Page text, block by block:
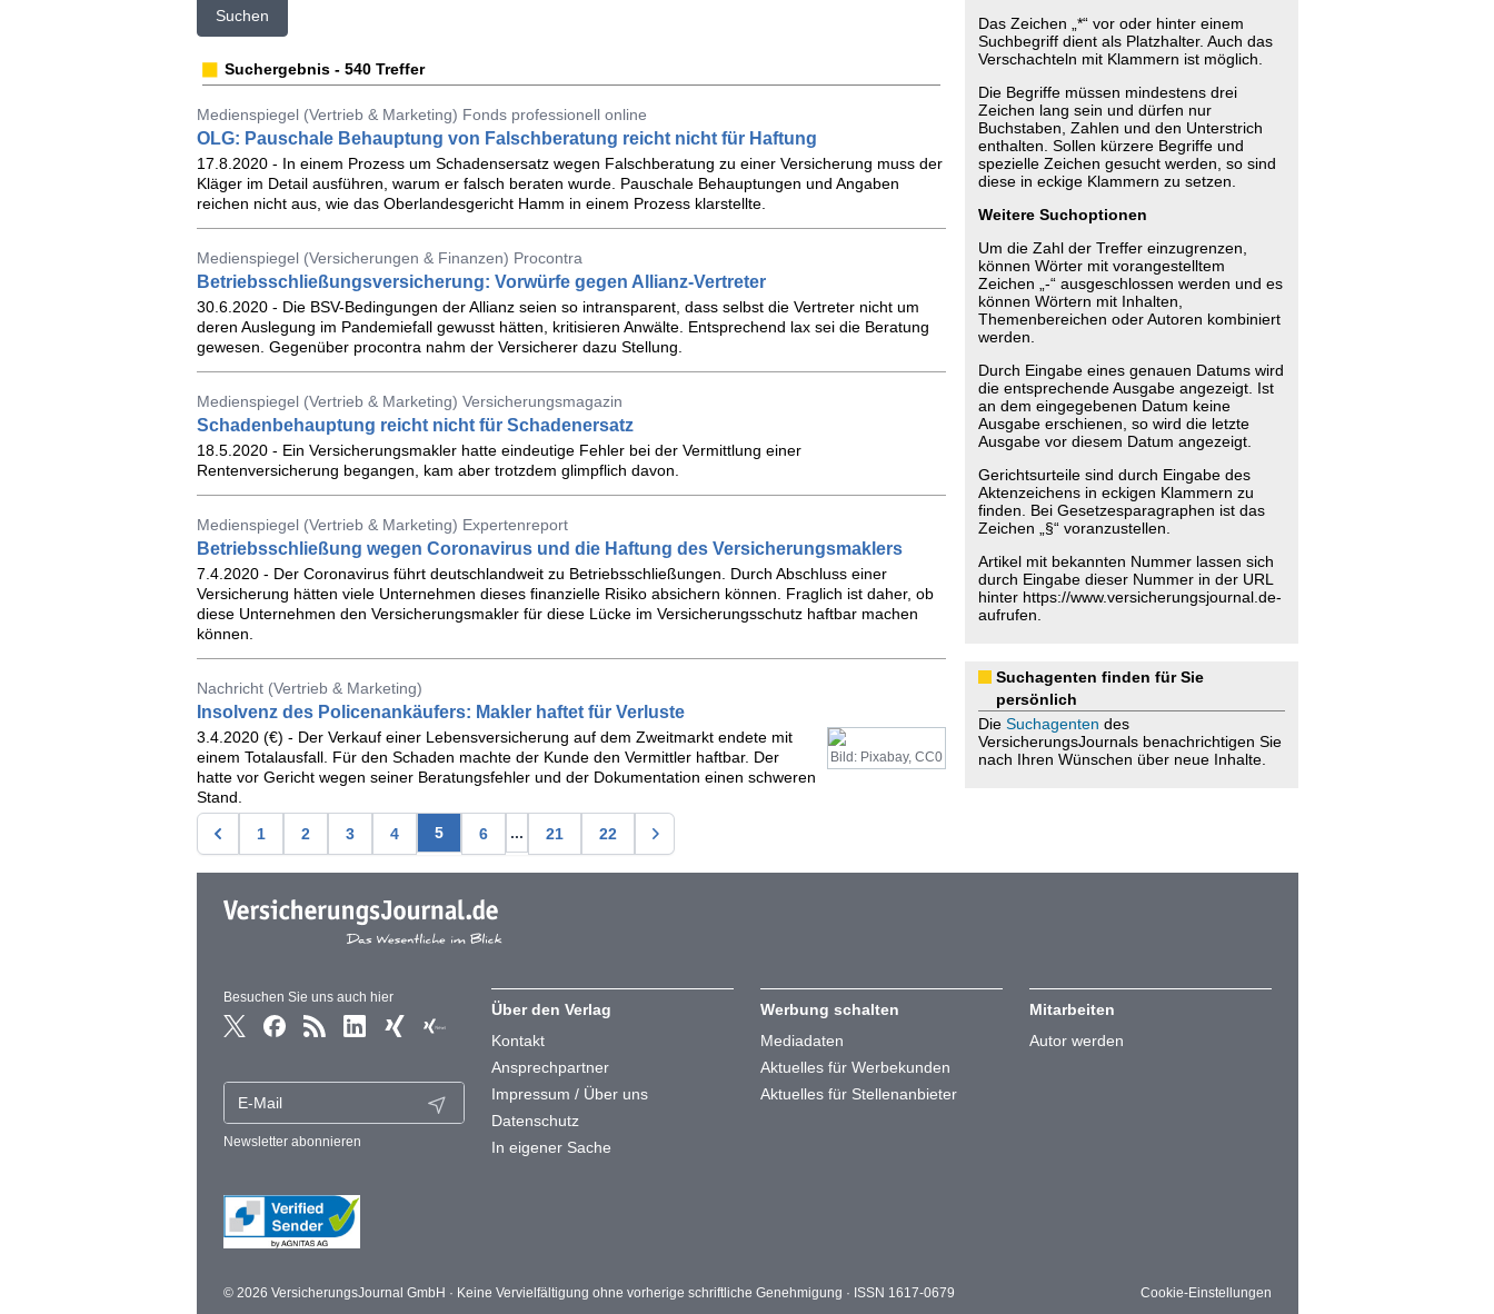
Suchen
Suchergebnis - 540 Treffer
Medienspiegel (Vertrieb & Marketing) Fonds professionell online
OLG: Pauschale Behauptung von Falschberatung reicht nicht für Haftung
17.8.2020 - In einem Prozess um Schadensersatz wegen Falschberatung zu einer Versicherung muss der
Kläger im Detail ausführen, warum er falsch beraten wurde. Pauschale Behauptungen und Angaben
reichen nicht aus, wie das Oberlandesgericht Hamm in einem Prozess klarstellte.
Medienspiegel (Versicherungen & Finanzen) Procontra
Betriebsschließungsversicherung: Vorwürfe gegen Allianz-Vertreter
30.6.2020 - Die BSV-Bedingungen der Allianz seien so intransparent, dass selbst die Vertreter nicht um
deren Auslegung im Pandemiefall gewusst hätten, kritisieren Anwälte. Entsprechend lax sei die Beratung
gewesen. Gegenüber procontra nahm der Versicherer dazu Stellung.
Medienspiegel (Vertrieb & Marketing) Versicherungsmagazin
Schadenbehauptung reicht nicht für Schadenersatz
18.5.2020 - Ein Versicherungsmakler hatte eindeutige Fehler bei der Vermittlung einer
Rentenversicherung begangen, kam aber trotzdem glimpflich davon.
Medienspiegel (Vertrieb & Marketing) Expertenreport
Betriebsschließung wegen Coronavirus und die Haftung des Versicherungsmaklers
7.4.2020 - Der Coronavirus führt deutschlandweit zu Betriebsschließungen. Durch Abschluss einer
Versicherung hätten viele Unternehmen dieses finanzielle Risiko absichern können. Fraglich ist daher, ob
diese Unternehmen den Versicherungsmakler für diese Lücke im Versicherungsschutz haftbar machen
können.
Nachricht (Vertrieb & Marketing)
Insolvenz des Policenankäufers: Makler haftet für Verluste
Bild: Pixabay, CC0
3.4.2020 (€) - Der Verkauf einer Lebensversicherung auf dem Zweitmarkt endete mit
einem Totalausfall. Für den Schaden machte der Kunde den Vermittler haftbar. Der
hatte vor Gericht wegen seiner Beratungsfehler und der Dokumentation einen schweren
Stand.
1 2 3 4 5 6 ... 21 22
Das Zeichen „*“ vor oder hinter einem
Suchbegriff dient als Platzhalter. Auch das
Verschachteln mit Klammern ist möglich.
Die Begriffe müssen mindestens drei
Zeichen lang sein und dürfen nur
Buchstaben, Zahlen und den Unterstrich
enthalten. Sollen kürzere Begriffe und
spezielle Zeichen gesucht werden, so sind
diese in eckige Klammern zu setzen.
Weitere Suchoptionen
Um die Zahl der Treffer einzugrenzen,
können Wörter mit vorangestelltem
Zeichen „-“ ausgeschlossen werden und es
können Wörtern mit Inhalten,
Themenbereichen oder Autoren kombiniert
werden.
Durch Eingabe eines genauen Datums wird
die entsprechende Ausgabe angezeigt. Ist
an dem eingegebenen Datum keine
Ausgabe erschienen, so wird die letzte
Ausgabe vor diesem Datum angezeigt.
Gerichtsurteile sind durch Eingabe des
Aktenzeichens in eckigen Klammern zu
finden. Bei Gesetzesparagraphen ist das
Zeichen „§“ voranzustellen.
Artikel mit bekannten Nummer lassen sich
durch Eingabe dieser Nummer in der URL
hinter https://www.versicherungsjournal.de-
aufrufen.
Suchagenten finden für Sie
persönlich
Die Suchagenten des
VersicherungsJournals benachrichtigen Sie
nach Ihren Wünschen über neue Inhalte.
Besuchen Sie uns auch hier
Newsletter abonnieren
Über den Verlag
Kontakt
Ansprechpartner
Impressum / Über uns
Datenschutz
In eigener Sache
Werbung schalten
Mediadaten
Aktuelles für Werbekunden
Aktuelles für Stellenanbieter
Mitarbeiten
Autor werden
© 2026 VersicherungsJournal GmbH · Keine Vervielfältigung ohne vorherige schriftliche Genehmigung · ISSN 1617-0679 Cookie-Einstellungen